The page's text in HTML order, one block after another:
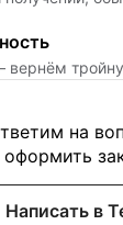
вернём
на
Написать в